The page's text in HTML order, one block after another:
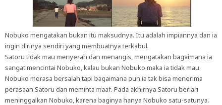
Nobuko mengatakan bukan itu maksudnya. Itu adalah impiannya dan ia
ingin dirinya sendiri yang membuatnya terkabul.
Satoru tidak mau menyerah dan menangis, mengatakan bagaimana ia
sangat mencintai Nobuko, kalau bukan Nobuko maka ia tidak mau.
Nobuko merasa bersalah tapi bagaimana pun ia tak bisa menerima
perasaan Satoru dan meminta maaf. Pada akhirnya Satoru berlari
meninggalkan Nobuko, karena baginya hanya Nobuko satu-satunya.